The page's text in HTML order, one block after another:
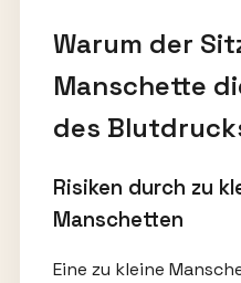
Warum der
Manschette
des
Risiken durch zu
Manschetten
Eine zu kleine